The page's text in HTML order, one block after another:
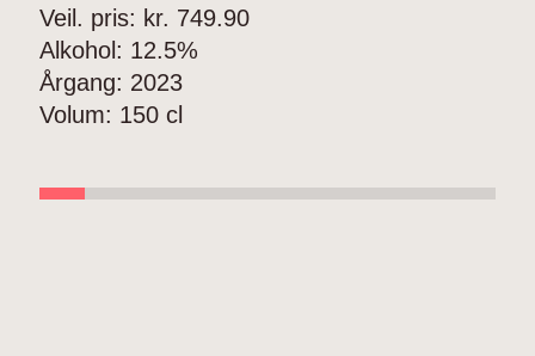
Veil. pris: kr. 749.90
Alkohol: 12.5%
Årgang: 2023
Volum: 150 cl